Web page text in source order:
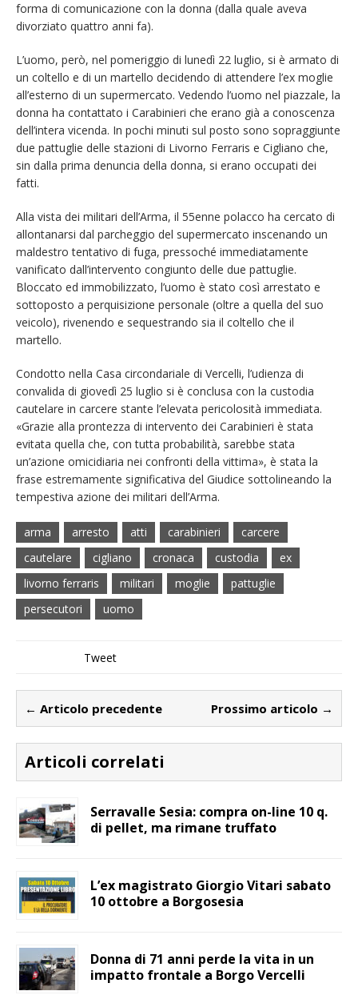
forma di comunicazione con la donna (dalla quale aveva
divorziato quattro anni fa).
L’uomo, però, nel pomeriggio di lunedì 22 luglio, si è armato di
un coltello e di un martello decidendo di attendere l’ex moglie
all’esterno di un supermercato. Vedendo l’uomo nel piazzale, la
donna ha contattato i Carabinieri che erano già a conoscenza
dell’intera vicenda. In pochi minuti sul posto sono sopraggiunte
due pattuglie delle stazioni di Livorno Ferraris e Cigliano che,
sin dalla prima denuncia della donna, si erano occupati dei
fatti.
Alla vista dei militari dell’Arma, il 55enne polacco ha cercato di
allontanarsi dal parcheggio del supermercato inscenando un
maldestro tentativo di fuga, pressoché immediatamente
vanificato dall’intervento congiunto delle due pattuglie.
Bloccato ed immobilizzato, l’uomo è stato così arrestato e
sottoposto a perquisizione personale (oltre a quella del suo
veicolo), rivenendo e sequestrando sia il coltello che il
martello.
Condotto nella Casa circondariale di Vercelli, l’udienza di
convalida di giovedì 25 luglio si è conclusa con la custodia
cautelare in carcere stante l’elevata pericolosità immediata.
«Grazie alla prontezza di intervento dei Carabinieri è stata
evitata quella che, con tutta probabilità, sarebbe stata
un’azione omicidiaria nei confronti della vittima», è stata la
frase estremamente significativa del Giudice sottolineando la
tempestiva azione dei militari dell’Arma.
arma arresto atti carabinieri
carcere
cautelare
cigliano cronaca custodia
ex
livorno ferraris
militari moglie
pattuglie
persecutori
uomo
Tweet
← Articolo precedente Prossimo articolo →
Articoli correlati
Serravalle Sesia: compra on-line 10 q.
di pellet, ma rimane truffato
L’ex magistrato Giorgio Vitari sabato
10 ottobre a Borgosesia
Donna di 71 anni perde la vita in un
impatto frontale a Borgo Vercelli